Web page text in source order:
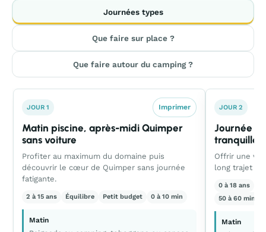
Journées types
Que faire sur place ?
Que faire autour du camping ?
JOUR 1 Imprimer
Matin piscine, après-midi Quimper
sans voiture
Profiter au maximum du domaine puis
découvrir le cœur de Quimper sans journée
fatigante.
2 à 15 ans Équilibre Petit budget 0 à 10 min
Matin
JOUR 2
Journée
tranquille
Offrir une
long trajet ni
0 à 18 ans
50 à 60 min
Matin